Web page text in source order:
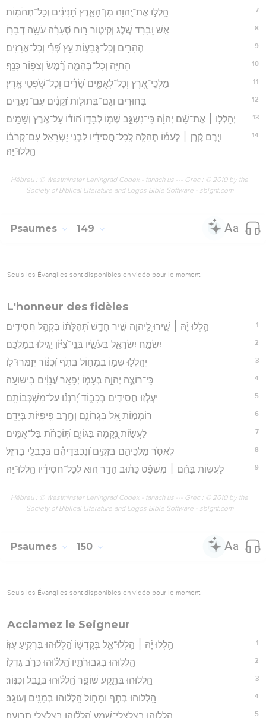
7 הַֽלְל֣וּ אֶת־יְ֭הוָה מִן־הָאָ֑רֶץ תַּ֝נִּינִ֗ים וְכָל־תְּהֹמֽוֹת׃
8 אֵ֣שׁ וּ֭בָרָד שֶׁ֣לֶג וְקִיט֑וֹר ר֥וּחַ סְ֝עָרָ֗ה עֹשָׂ֥ה דְבָרֽוֹ׃
9 הֶהָרִ֥ים וְכָל־גְּבָע֑וֹת עֵ֥ץ פְּ֝רִ֗י וְכָל־אֲרָזִֽים׃
10 הַֽחַיָּ֥ה וְכָל־בְּהֵמָ֑ה רֶ֝֗מֶשׂ וְצִפּ֥וֹר כָּנָֽף׃
11 מַלְכֵי־אֶ֭רֶץ וְכָל־לְאֻמִּ֑ים שָׂ֝רִ֗ים וְכָל־שֹׁ֥פְטֵי אָֽרֶץ׃
12 בַּחוּרִ֥ים וְגַם־בְּתוּל֑וֹת זְ֝קֵנִ֗ים עִם־נְעָרִֽים׃
13 יְהַלְל֤וּ ׀ אֶת־שֵׁ֬ם יְהוָ֗ה כִּֽי־נִשְׂגָּ֣ב שְׁמ֣וֹ לְבַדּ֑וֹ ה֝וֹד֗וֹ עַל־אֶ֥רֶץ וְשָׁמָֽיִם׃
14
וַיָּ֤רֶם קֶ֨רֶן ׀ לְעַמּ֡וֹ תְּהִלָּ֤ה לְֽכָל־חֲסִידָ֗יו לִבְנֵ֣י יִ֭שְׂרָאֵל עַֽם־קְרֹב֗וֹ
הַֽלְלוּ־יָֽהּ׃
Hébreu : © Westminster Leningrad Codex - tanach.us --- Grec : © 2010 by the
Society of Biblical Literature and Logos Bible Software - sblgnt.com
Psaumes 149
Seuls les Évangiles sont disponibles en vidéo pour le moment.
L'honneur des fidèles
1 הַ֥לְלוּ יָ֨הּ ׀ שִׁ֣ירוּ לַֽ֭יהוָה שִׁ֣יר חָדָ֑שׁ תְּ֝הִלָּת֗וֹ בִּקְהַ֥ל חֲסִידִֽים׃
2 יִשְׂמַ֣ח יִשְׂרָאֵ֣ל בְּעֹשָׂ֑יו בְּנֵֽי־צִ֝יּ֗וֹן יָגִ֥ילוּ בְמַלְכָּֽם׃
3 יְהַֽלְל֣וּ שְׁמ֣וֹ בְמָח֑וֹל בְּתֹ֥ף וְ֝כִנּ֗וֹר יְזַמְּרוּ־לֽוֹ׃
4 כִּֽי־רוֹצֶ֣ה יְהוָ֣ה בְּעַמּ֑וֹ יְפָאֵ֥ר עֲ֝נָוִ֗ים בִּישׁוּעָֽה׃
5 יַעְלְז֣וּ חֲסִידִ֣ים בְּכָב֑וֹד יְ֝רַנְּנ֗וּ עַל־מִשְׁכְּבוֹתָֽם׃
6 רוֹמְמ֣וֹת אֵ֭ל בִּגְרוֹנָ֑ם וְחֶ֖רֶב פִּֽיפִיּ֣וֹת בְּיָדָֽם׃
7 לַעֲשׂ֣וֹת נְ֭קָמָה בַּגּוֹיִ֑ם תּֽ֝וֹכֵחֹ֗ת בַּל־אֻמִּֽים׃
8 לֶאְסֹ֣ר מַלְכֵיהֶ֣ם בְּזִקִּ֑ים וְ֝נִכְבְּדֵיהֶ֗ם בְּכַבְלֵ֥י בַרְזֶֽל׃
9 לַעֲשׂ֤וֹת בָּהֶ֨ם ׀ מִשְׁפָּ֬ט כָּת֗וּב הָדָ֣ר ה֭וּא לְכָל־חֲסִידָ֗יו הַֽלְלוּ־יָֽהּ׃
Hébreu : © Westminster Leningrad Codex - tanach.us --- Grec : © 2010 by the
Society of Biblical Literature and Logos Bible Software - sblgnt.com
Psaumes 150
Seuls les Évangiles sont disponibles en vidéo pour le moment.
Acclamez le Seigneur
1 הַ֥לְלוּ יָ֨הּ ׀ הַֽלְלוּ־אֵ֥ל בְּקָדְשׁ֑וֹ הַֽ֝לְל֗וּהוּ בִּרְקִ֥יעַ עֻזּֽוֹ׃
2 הַֽלְל֥וּהוּ בִגְבוּרֹתָ֑יו הַֽ֝לְל֗וּהוּ כְּרֹ֣ב גֻּדְלֽוֹ׃
3 הַֽ֭לְלוּהוּ בְּתֵ֣קַע שׁוֹפָ֑ר הַֽ֝לְל֗וּהוּ בְּנֵ֣בֶל וְכִנּֽוֹר׃
4 הַֽ֭לְלוּהוּ בְתֹ֣ף וּמָח֑וֹל הַֽ֝לְל֗וּהוּ בְּמִנִּ֥ים וְעוּגָֽב׃
5 הַֽלְל֥וּהוּ בְצִלְצְלֵי־שָׁ֑מַע הַֽ֝לְל֗וּהוּ בְּֽצִלְצְלֵ֥י תְרוּעָֽה׃